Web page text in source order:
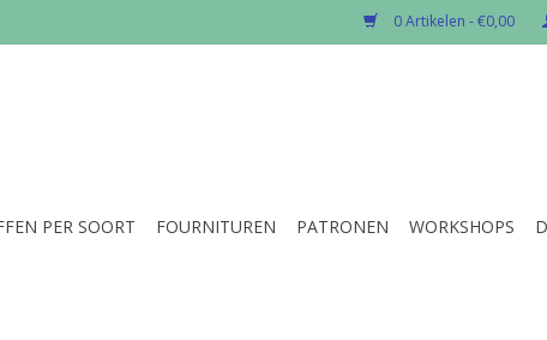
0 Artikelen - €0,00
PER SOORT FOURNITUREN PATRONEN WORKSHOPS